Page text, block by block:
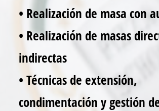
• Realización de masa con
• Realización de masas
indirectas
• Técnicas de extensión,
condimentación y gestión